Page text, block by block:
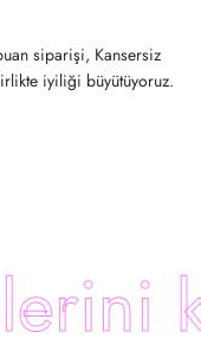
siparişi, Kansersiz
iyiliği büyütüyoruz.